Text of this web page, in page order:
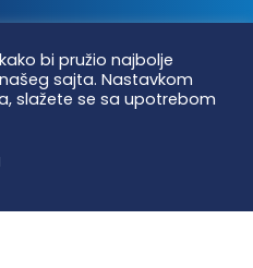
bi pružio najbolje
sajta. Nastavkom
slažete se sa upotrebom